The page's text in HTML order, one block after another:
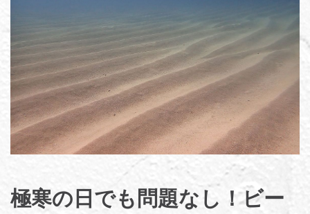
極寒の日でも問題なし！ビー